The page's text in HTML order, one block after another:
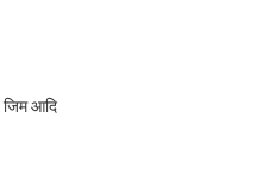
जिम आदि